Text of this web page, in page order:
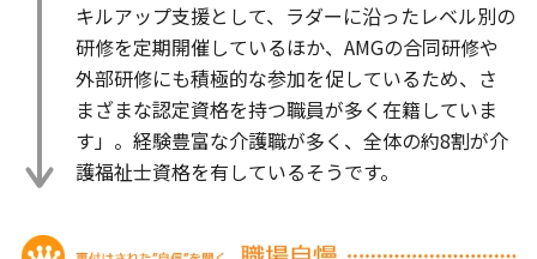
キルアップ支援として、ラダーに沿ったレベル別の
研修を定期開催しているほか、AMGの合同研修や
外部研修にも積極的な参加を促しているため、さ
まざまな認定資格を持つ職員が多く在籍していま
す」。経験豊富な介護職が多く、全体の約8割が介
護福祉士資格を有しているそうです。